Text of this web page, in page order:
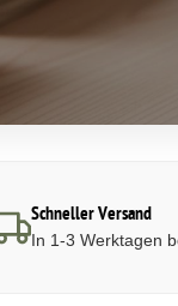
Schneller Versand
In 1-3 Werktagen